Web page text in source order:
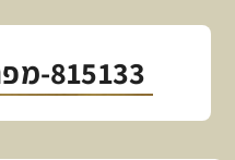
815133-מפתח שוודי “ 10